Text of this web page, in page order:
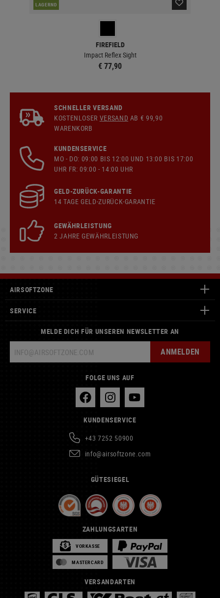
LAGERND
FIREFIELD
Impact Reflex Sight
€ 77,90
SCHNELLER VERSAND
KOSTENLOSER VERSAND AB € 99,90
WARENKORB
KUNDENSERVICE
MO - DO: 09:00 BIS 12:00 UND 13:00 BIS 17:00
UHR FR: 09:00 - 14:00 UHR
GELD-ZURÜCK-GARANTIE
14 TAGE GELD-ZURÜCK-GARANTIE
GEWÄHRLEISTUNG
2 JAHRE GEWÄHRLEISTUNG
AIRSOFTZONE
SERVICE
MELDE DICH FÜR UNSEREN NEWSLETTER AN
ANMELDEN
FOLGE UNS AUF
KUNDENSERVICE
+43 7252 50900
info@airsoftzone.com
GÜTESIEGEL
ZAHLUNGSARTEN
VORKASSE
MASTERCARD
VERSANDARTEN